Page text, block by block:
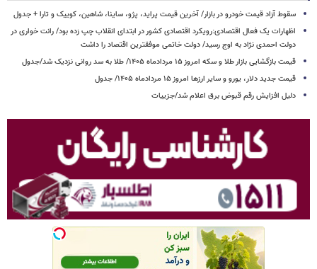
سقوط آزاد قیمت خودرو در بازار/ آخرین قیمت پراید، پژو، ساینا، شاهین، کوییک و تارا + جدول
اظهارات یک فعال اقتصادی:رویکرد اقتصادی کشور در ابتدای انقلاب چپ زده بود/ رانت خواری در
دولت احمدی نژاد به اوج رسید/ دولت خاتمی موفقترین اقتصاد را داشت
قیمت بازگشایی بازار طلا و سکه امروز ۱۵ مردادماه ۱۴۰۵/ طلا به سد روانی نزدیک شد/جدول
قیمت جدید دلار، یورو و سایر ارزها امروز ۱۵ مردادماه ۱۴۰۵/ جدول
دلیل افزایش رقم قبوض برق اعلام شد/جزییات